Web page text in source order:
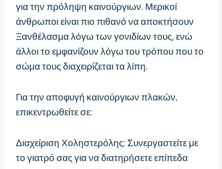
για την πρόληψη καινούργιων. Μερικοί
άνθρωποι είναι πιο πιθανό να αποκτήσουν
Ξανθέλασμα λόγω των γονιδίων τους, ενώ
άλλοι το εμφανίζουν λόγω του τρόπου που το
σώμα τους διαχειρίζεται τα λίπη.
Για την αποφυγή καινούργιων πλακών,
επικεντρωθείτε σε:
Διαχείριση Χοληστερόλης: Συνεργαστείτε με
το γιατρό σας για να διατηρήσετε επίπεδα